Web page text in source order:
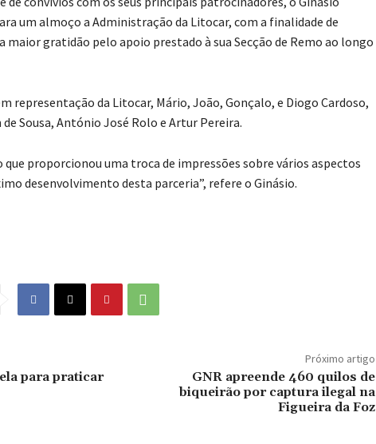
um almoço a Administração da Litocar, com a finalidade de
maior gratidão pelo apoio prestado à sua Secção de Remo ao longo
representação da Litocar, Mário, João, Gonçalo, e Diogo Cardoso,
Sousa, António José Rolo e Artur Pereira.
que proporcionou uma troca de impressões sobre vários aspectos
desenvolvimento desta parceria”, refere o Ginásio.
para praticar
Próximo artigo
GNR apreende 460 quilos de
biqueirão por captura ilegal na
Figueira da Foz